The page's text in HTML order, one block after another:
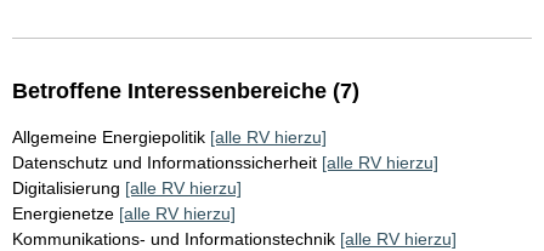
Betroffene Interessenbereiche (7)
Allgemeine Energiepolitik [alle RV hierzu]
Datenschutz und Informationssicherheit [alle RV hierzu]
Digitalisierung [alle RV hierzu]
Energienetze [alle RV hierzu]
Kommunikations- und Informationstechnik [alle RV hierzu]